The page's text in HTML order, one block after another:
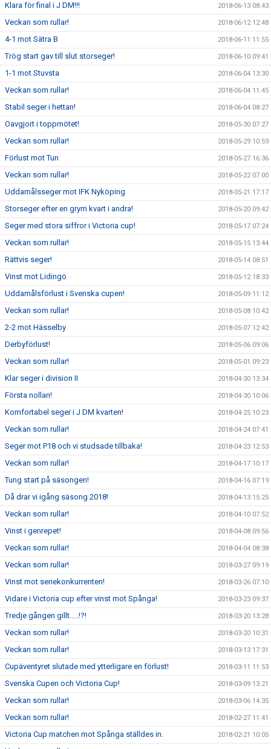
Klara för final i J DM!!! 2018-06-13 08:43
Veckan som rullar! 2018-06-12 12:48
4-1 mot Sätra B 2018-06-11 11:55
Trög start gav till slut storseger! 2018-06-10 09:41
1-1 mot Stuvsta 2018-06-04 13:30
Veckan som rullar! 2018-06-04 11:45
Stabil seger i hettan! 2018-06-04 08:27
Oavgjort i toppmötet! 2018-05-30 07:27
Veckan som rullar! 2018-05-29 10:59
Förlust mot Tun 2018-05-27 16:36
Veckan som rullar! 2018-05-22 07:00
Uddamålsseger mot IFK Nyköping 2018-05-21 17:17
Storseger efter en grym kvart i andra! 2018-05-20 09:42
Seger med stora siffror i Victoria cup! 2018-05-17 07:24
Veckan som rullar! 2018-05-15 13:44
Rättvis seger! 2018-05-14 08:51
Vinst mot Lidingö 2018-05-12 18:33
Uddamålsförlust i Svenska cupen! 2018-05-09 11:12
Veckan som rullar! 2018-05-08 10:42
2-2 mot Hässelby 2018-05-07 12:42
Derbyförlust! 2018-05-06 09:06
Veckan som rullar! 2018-05-01 09:23
Klar seger i division II 2018-04-30 13:34
Första nollan! 2018-04-30 10:06
Komfortabel seger i J DM kvarten! 2018-04-25 10:23
Veckan som rullar! 2018-04-24 07:41
Seger mot P18 och vi studsade tillbaka! 2018-04-23 12:53
Veckan som rullar! 2018-04-17 10:17
Tung start på säsongen! 2018-04-16 07:19
Då drar vi igång säsong 2018! 2018-04-13 15:25
Veckan som rullar! 2018-04-10 07:52
Vinst i genrepet! 2018-04-08 09:56
Veckan som rullar! 2018-04-04 08:38
Veckan som rullar! 2018-03-27 09:19
Vinst mot seriekonkurrenten! 2018-03-26 07:10
Vidare i Victoria cup efter vinst mot Spånga! 2018-03-23 09:37
Tredje gången gillt.....!?! 2018-03-20 13:28
Veckan som rullar! 2018-03-20 10:31
Veckan som rullar! 2018-03-13 17:31
Cupäventyret slutade med ytterligare en förlust! 2018-03-11 11:53
Svenska Cupen och Victoria Cup! 2018-03-09 13:21
Veckan som rullar! 2018-03-06 14:35
Veckan som rullar! 2018-02-27 11:41
Victoria Cup matchen mot Spånga ställdes in. 2018-02-21 10:05